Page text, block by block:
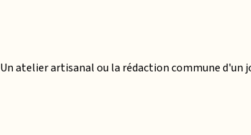
Un atelier artisanal ou la rédaction commune d'un